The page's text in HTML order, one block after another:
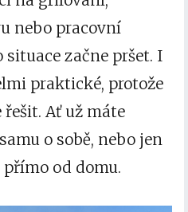
nebo pracovní
začne pršet. I
praktické, protože
Ať už máte
o sobě, nebo jen
od domu.